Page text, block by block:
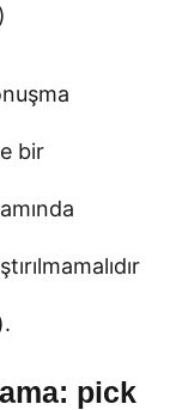
bir
pick